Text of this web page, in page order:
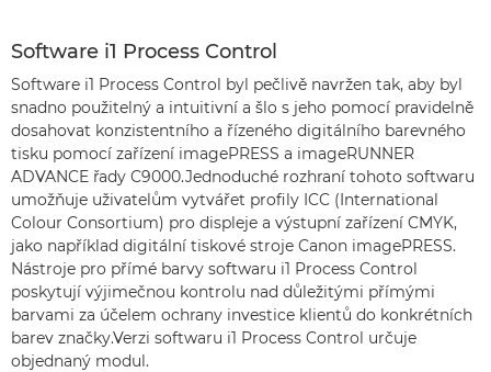
Software i1 Process Control
Software i1 Process Control byl pečlivě navržen tak, aby byl
snadno použitelný a intuitivní a šlo s jeho pomocí pravidelně
dosahovat konzistentního a řízeného digitálního barevného
tisku pomocí zařízení imagePRESS a imageRUNNER
ADVANCE řady C9000.Jednoduché rozhraní tohoto softwaru
umožňuje uživatelům vytvářet profily ICC (International
Colour Consortium) pro displeje a výstupní zařízení CMYK,
jako například digitální tiskové stroje Canon imagePRESS.
Nástroje pro přímé barvy softwaru i1 Process Control
poskytují výjimečnou kontrolu nad důležitými přímými
barvami za účelem ochrany investice klientů do konkrétních
barev značky.Verzi softwaru i1 Process Control určuje
objednaný modul.